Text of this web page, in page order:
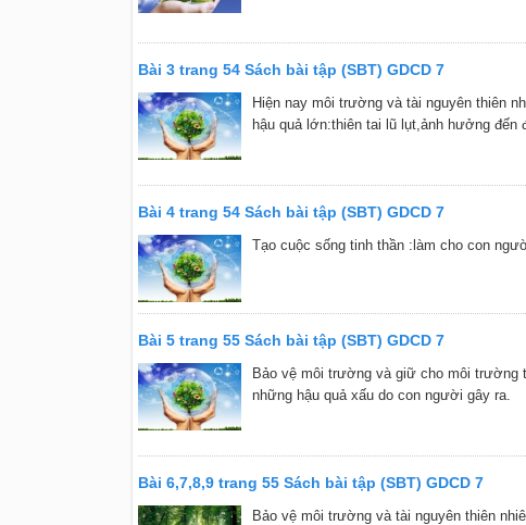
Bài 3 trang 54 Sách bài tập (SBT) GDCD 7
Hiện nay môi trường và tài nguyên thiên
hậu quả lớn:thiên tai lũ lụt,ảnh hưởng đến
Bài 4 trang 54 Sách bài tập (SBT) GDCD 7
Tạo cuộc sống tinh thần :làm cho con
Bài 5 trang 55 Sách bài tập (SBT) GDCD 7
Bảo vệ môi trường và giữ cho môi trường
những hậu quả xấu do con người gây ra.
Bài 6,7,8,9 trang 55 Sách bài tập (SBT) GDCD 7
Bảo vệ môi trường và tài nguyên thiên